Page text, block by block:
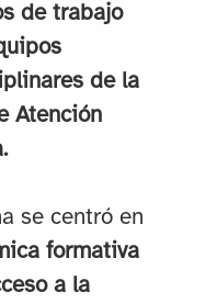
de trabajo
de la
Atención
se centró en
formativa
a la